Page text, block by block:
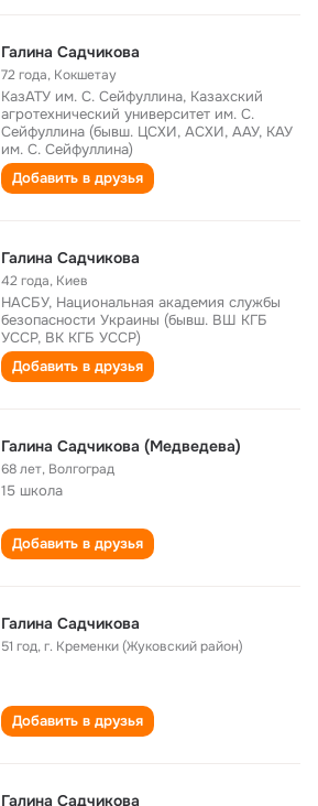
Галина Садчикoва
72 года, Кокшетау
КазАТУ им. С. Сейфуллина, Казахский
агротехнический университет им. С.
Сейфуллина (бывш. ЦСХИ, АСХИ, ААУ, КАУ
им. С. Сейфуллина)
Добавить в друзья
Галина Садчикова
42 года, Киев
НАСБУ, Национальная академия службы
безопасности Украины (бывш. ВШ КГБ
УССР, ВК КГБ УССР)
Добавить в друзья
Галина Садчикова (Медведева)
68 лет, Волгоград
15 школа
Добавить в друзья
Галина Садчикова
51 год,г. Кременки (Жуковский район)
Добавить в друзья
Галина Садчикова